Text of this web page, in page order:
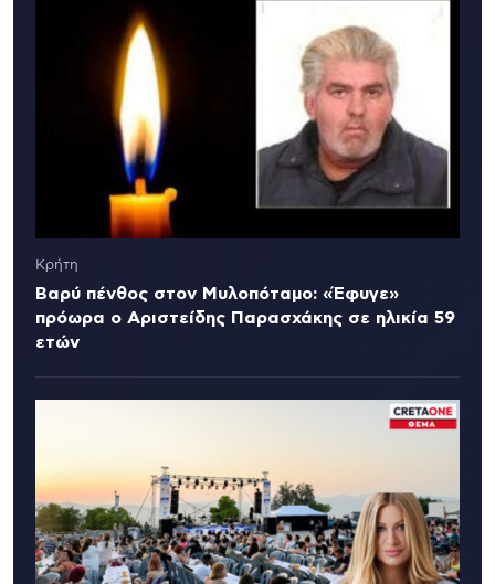
Κρήτη
Βαρύ πένθος στον Μυλοπόταμο: «Έφυγε»
πρόωρα ο Αριστείδης Παρασχάκης σε ηλικία 59
ετών